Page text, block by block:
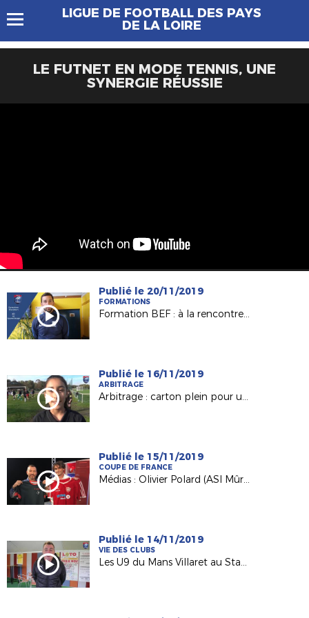
LIGUE DE FOOTBALL DES PAYS
DE LA LOIRE
LE FUTNET EN MODE TENNIS, UNE
SYNERGIE RÉUSSIE
Publié le 20/11/2019
FORMATIONS
Formation BEF : à la rencontre de Benjamin Gauvin, candidat BEF en Apprentissage (AS Bourny Laval)
Publié le 16/11/2019
ARBITRAGE
Arbitrage : carton plein pour une formation 100% féminine !
Publié le 15/11/2019
COUPE DE FRANCE
Médias : Olivier Polard (ASI Mûrs-Erigné) invité de France 3
Publié le 14/11/2019
VIE DES CLUBS
Les U9 du Mans Villaret au Stade de France